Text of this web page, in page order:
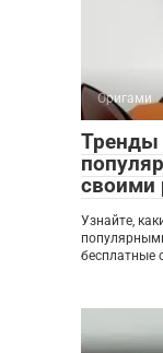
Оригами
Тренды
своими
Узнайте,
бесплатные